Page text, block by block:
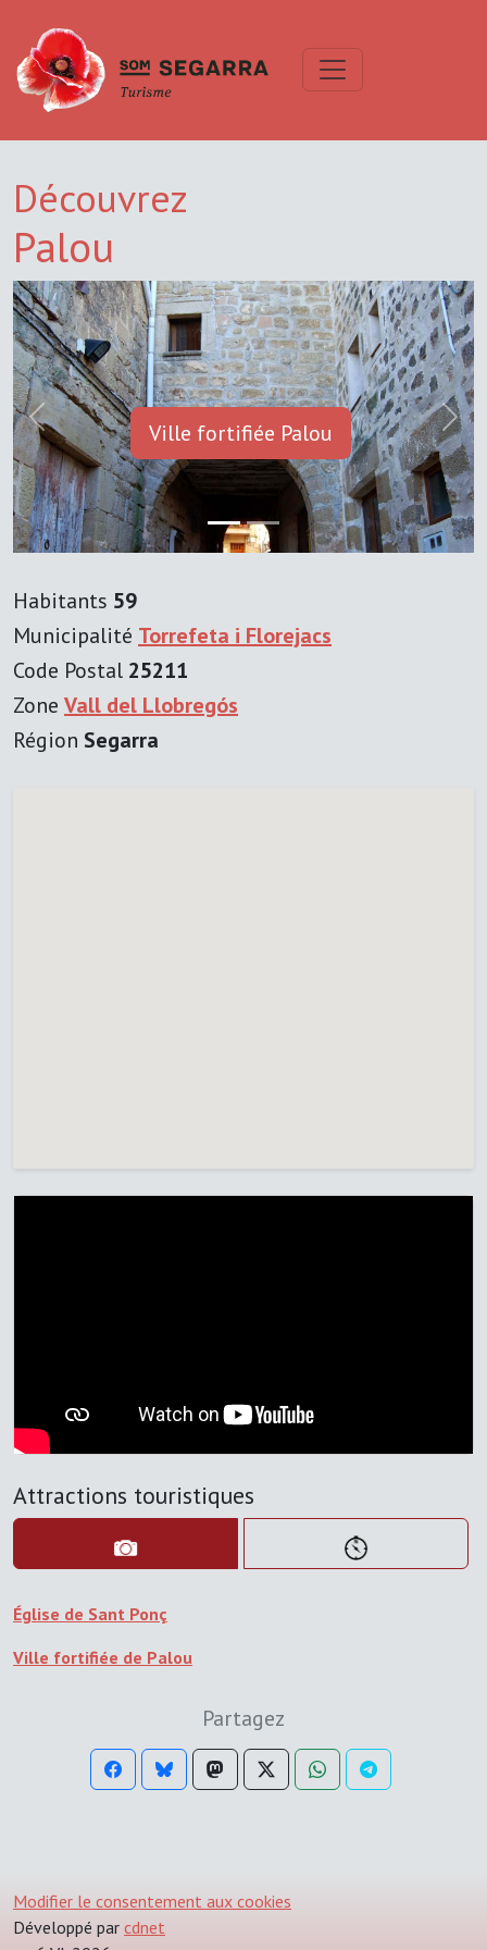
Découvrez
Palou
Ville fortifiée Palou
Previous Next
Habitants 59
Municipalité Torrefeta i Florejacs
Code Postal 25211
Zone Vall del Llobregós
Région Segarra
Attractions touristiques
Église de Sant Ponç
Ville fortifiée de Palou
Partagez
Modifier le consentement aux cookies
Développé par cdnet